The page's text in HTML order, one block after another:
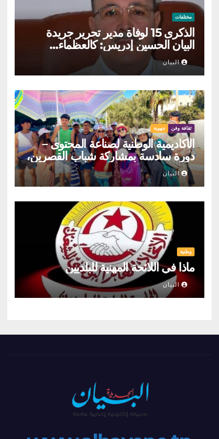
مختلفات
الذكرى 15 لوفاة مدير تحرير جريدة
البيان الحسين إدريس: كالعظماء…
عاش شامخا ورحل واقفا
البيان
ثقافة وفن جهوية
الأكاديمية الوطنية لصناعة المحتوى –
دورة سادسة بمشاركة شباب القصرين،
المنستير والمهدية
البيان
وطنية
ماذا في اللائحة المهنية للبلديين
البيان